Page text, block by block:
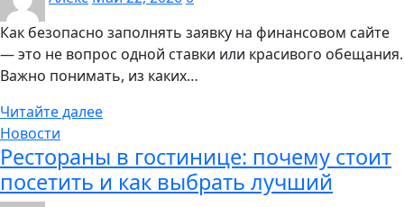
Как безопасно заполнять заявку на финансовом сайте
— это не вопрос одной ставки или красивого обещания.
Важно понимать, из каких…
Читайте далее
Новости
Рестораны в гостинице: почему стоит
посетить и как выбрать лучший